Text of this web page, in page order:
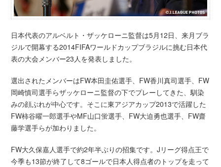
日本代表のアルベルト・ザッケローニ監督は5月12日、来月ブラ
ジルで開幕する2014FIFAワールドカップブラジルに挑む日本代
表の大会メンバー23人を発表しました。
選出されたメンバーはFW本田圭佑選手、FW香川真司選手、FW
岡崎慎司選手らザッケローニ監督の下でプレーしてきた、馴染
みの顔ぶれが中心です。そこに東アジアカップ2013で活躍した
FW柿谷曜一郎選手やMF山口蛍選手、FW大迫勇也選手、FW齋
藤学選手らが加わりました。
FW大久保嘉人選手で約2年半ぶりの招集です。Jリーグ得点王で
今季も13節が終了して8ゴールで日本人得点者のトップを走って